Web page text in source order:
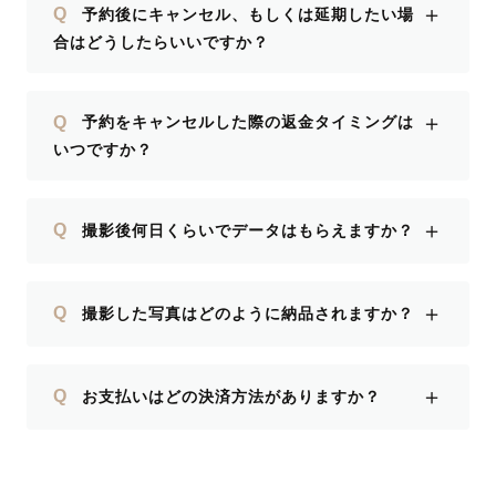
Q
予約後にキャンセル、もしくは延期したい場
合はどうしたらいいですか？
＋
Q
予約をキャンセルした際の返金タイミングは
いつですか？
＋
Q 撮影後何日くらいでデータはもらえますか？ ＋
Q 撮影した写真はどのように納品されますか？ ＋
Q お支払いはどの決済方法がありますか？ ＋